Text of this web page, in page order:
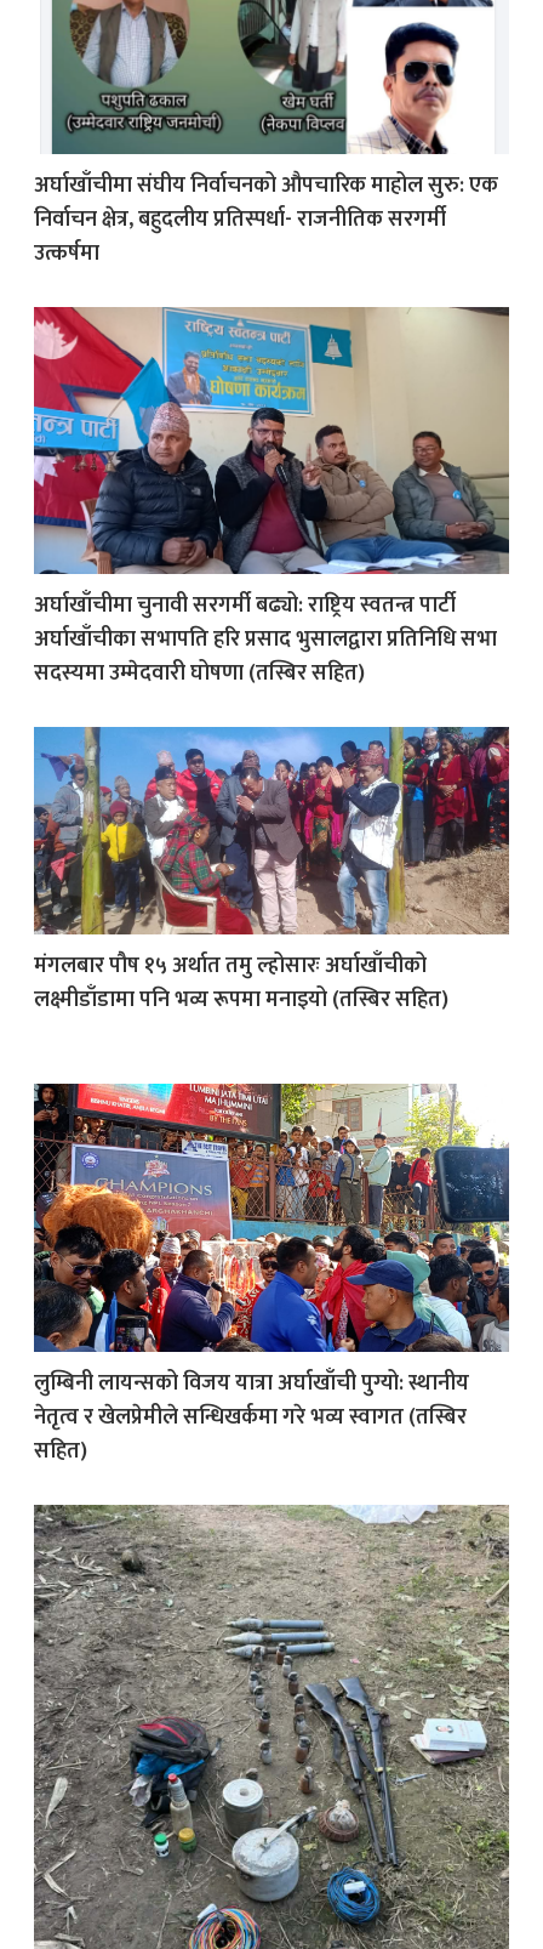
अर्घाखाँचीमा संघीय निर्वाचनको औपचारिक माहोल सुरु: एक
निर्वाचन क्षेत्र, बहुदलीय प्रतिस्पर्धा- राजनीतिक सरगर्मी
उत्कर्षमा
अर्घाखाँचीमा चुनावी सरगर्मी बढ्यो: राष्ट्रिय स्वतन्त्र पार्टी
अर्घाखाँचीका सभापति हरि प्रसाद भुसालद्वारा प्रतिनिधि सभा
सदस्यमा उम्मेदवारी घोषणा (तस्बिर सहित)
मंगलबार पौष १५ अर्थात तमु ल्होसारः अर्घाखाँचीको
लक्ष्मीडाँडामा पनि भव्य रूपमा मनाइयो (तस्बिर सहित)
लुम्बिनी लायन्सको विजय यात्रा अर्घाखाँची पुग्यो: स्थानीय
नेतृत्व र खेलप्रेमीले सन्धिखर्कमा गरे भव्य स्वागत (तस्बिर
सहित)